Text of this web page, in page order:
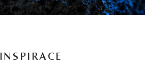
INSPIRACE